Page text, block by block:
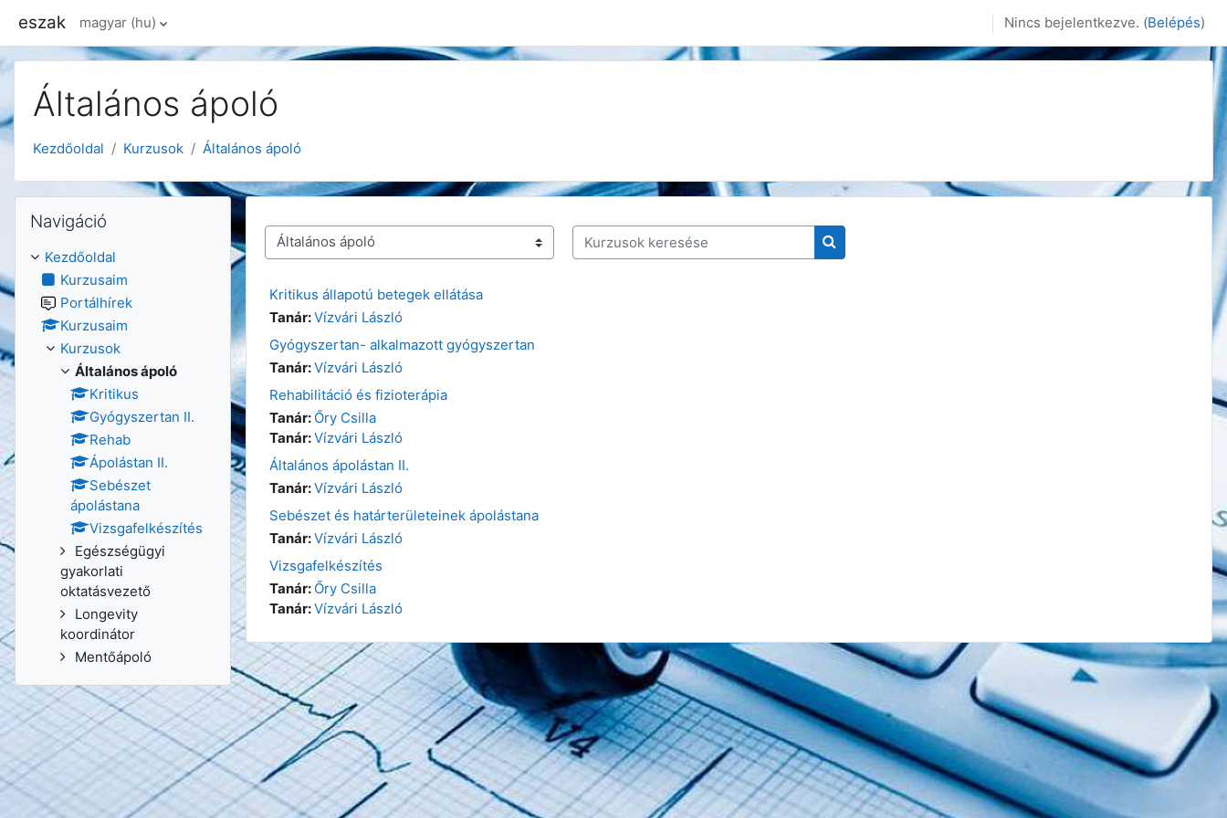
eszak magyar ‎(hu)‎ Nincs bejelentkezve. (Belépés)
Általános ápoló
Kezdőoldal Kurzusok Általános ápoló
Kurzuskategóriák
Kurzusok keresése
Kurzusok keresése
Kritikus állapotú betegek ellátása
Tanár:Vízvári László
Gyógyszertan- alkalmazott gyógyszertan
Tanár:Vízvári László
Rehabilitáció és fizioterápia
Tanár: Őry Csilla
Tanár:Vízvári László
Általános ápolástan II.
Tanár:Vízvári László
Sebészet és határterületeinek ápolástana
Tanár:Vízvári László
Vizsgafelkészítés
Tanár: Őry Csilla
Tanár:Vízvári László
Navigáció
Kezdőoldal
Kurzusaim
Portálhírek
Kurzusaim
Kurzusok
Általános ápoló
Kritikus
Gyógyszertan II.
Rehab
Ápolástan II.
Sebészet
ápolástana
Vizsgafelkészítés
Egészségügyi
gyakorlati
oktatásvezető
Longevity
koordinátor
Mentőápoló